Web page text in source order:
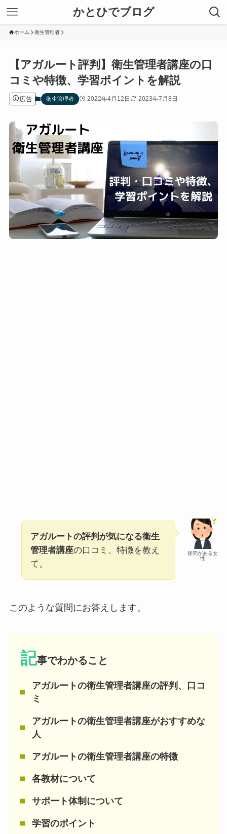
かとひでブログ
ホーム 衛生管理者
【アガルート評判】衛生管理者講座の口
コミや特徴、学習ポイントを解説
広告 衛生管理者 2022年4月12日 2023年7月8日
疑問がある女
性
アガルートの評判が気になる衛生
管理者講座の口コミ、特徴を教え
て。
このような質問にお答えします。
記事でわかること
アガルートの衛生管理者講座の評判、口コ
ミ
アガルートの衛生管理者講座がおすすめな
人
アガルートの衛生管理者講座の特徴
各教材について
サポート体制について
学習のポイント